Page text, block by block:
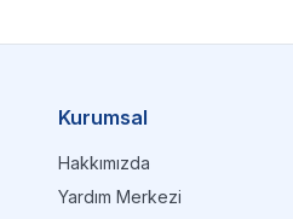
Kurumsal
Hakkımızda
Yardım Merkezi